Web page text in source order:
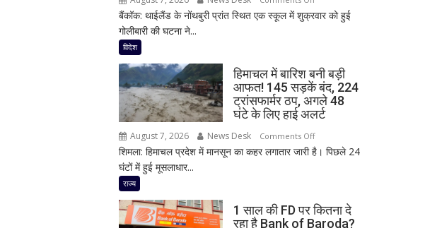
रामाशीष
RLD
से
दिया
इस्तीफा
थाईलैंड
हमला!
छात्र
ने
अंधाधुंध
फायरिंग,
4
की
बैंकॉक: थाईलैंड के नोंथबुरी प्रांत स्थित एक स्कूल में शुक्रवार को हुई
गोलीबारी की घटना ने...
विदेश
हिमाचल में बारिश बनी बड़ी
आफत! 145 सड़कें बंद, 224
ट्रांसफार्मर ठप, अगले 48
घंटे के लिए हाई अलर्ट
August 7, 2026 News Desk Comments Offon
हिमाचल
बड़ी
शिमला: हिमाचल प्रदेश में मानसून का कहर लगातार जारी है। पिछले 24
घंटों में हुई मूसलाधार...
राज्य
1 साल की FD पर कितना दे
रहा है Bank of Baroda?